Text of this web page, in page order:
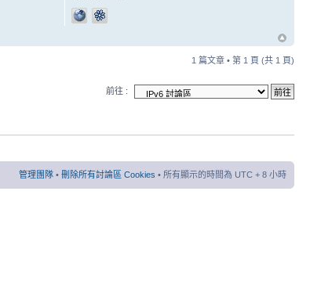
1 篇文章 • 第 1 頁 (共 1 頁)
前往 :
管理團隊 • 刪除所有討論區 Cookies • 所有顯示的時間為 UTC + 8 小時